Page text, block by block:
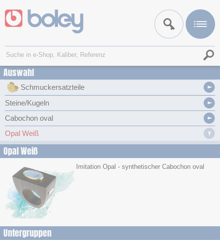
Auswahl
Schmuckersatzteile
Steine/Kugeln
Cabochon oval
Opal Weiß
Opal Weiß
Imitation Opal - synthetischer Cabochon oval
Untergruppen